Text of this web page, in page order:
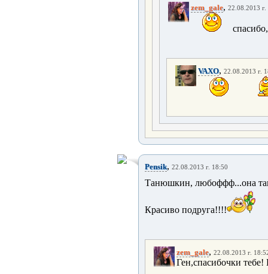
zem_gale, 22.08.2013 г.
VAXO, 22.08.2013 г.
Pensik, 22.08.2013 г. 18:50
Танюшкин, любоффф...она
Красиво подруга!!!!
zem_gale, 22.08.2013 г.
Ген,спасибочки